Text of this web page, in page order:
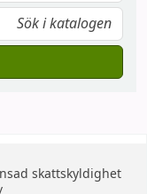
skattskyldighet